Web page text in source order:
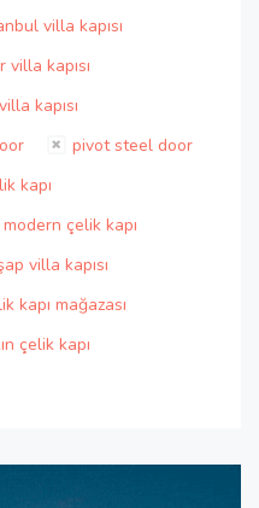
villa kapısı
villa kapısı
kapısı
pivot steel door
kapı
modern çelik kapı
villa kapısı
kapı mağazası
çelik kapı